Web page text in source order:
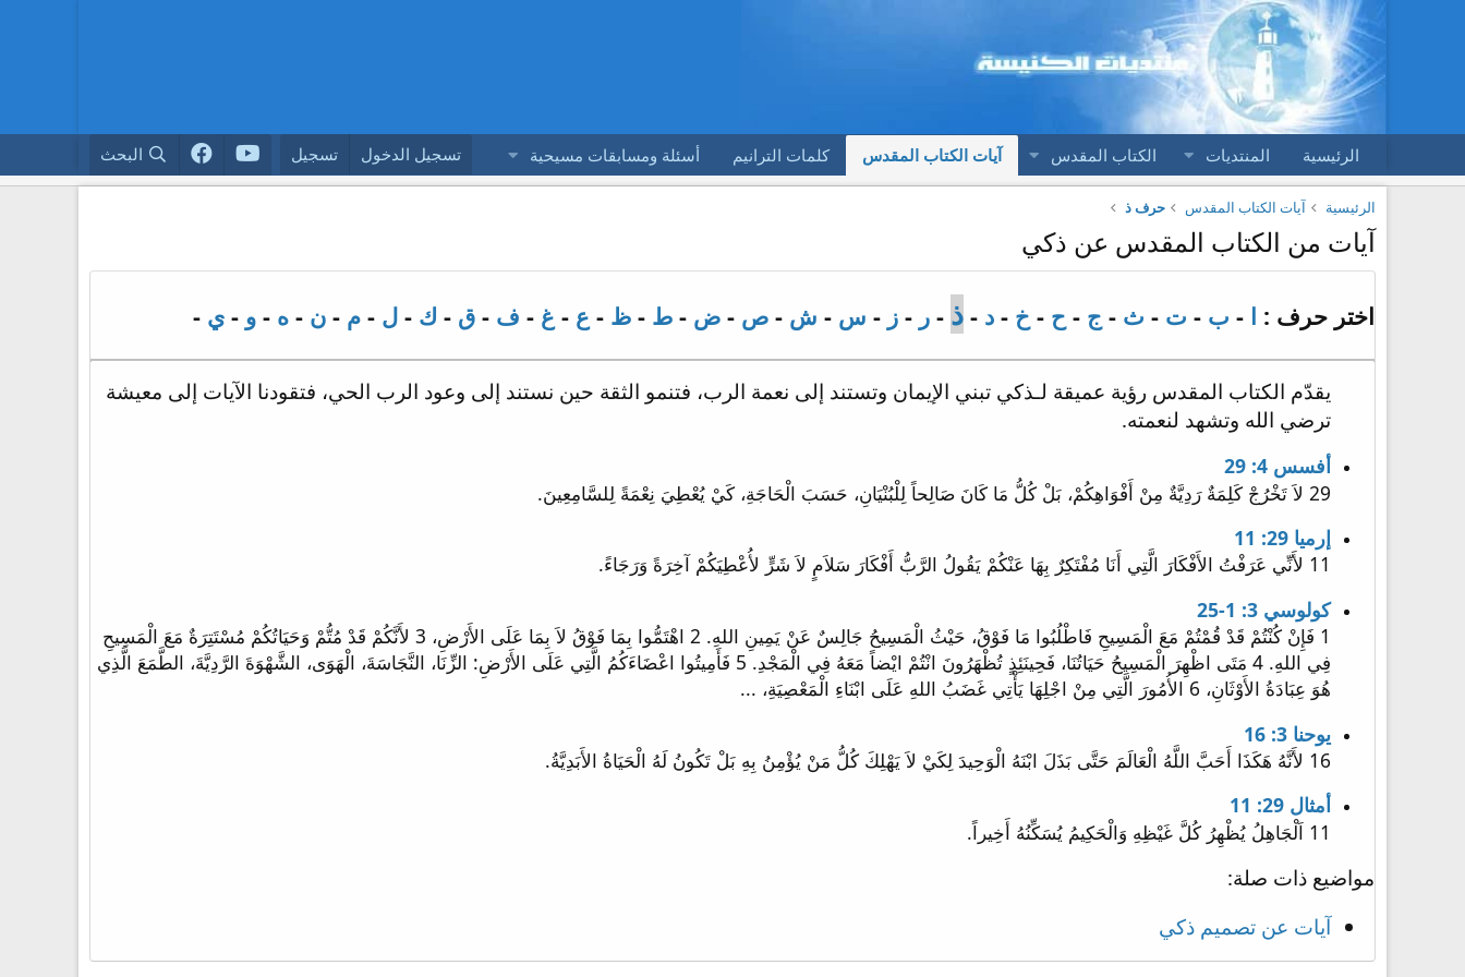
الرئيسية المنتديات الكتاب المقدس آيات الكتاب المقدس كلمات الترانيم أسئلة ومسابقات مسيحية تسجيل الدخول تسجيل البحث
الرئيسية آيات الكتاب المقدس حرف ذ
آيات من الكتاب المقدس عن ذكي
اختر حرف : ا - ب - ت - ث - ج - ح - خ - د - ذ - ر - ز - س - ش - ص - ض - ط - ظ - ع - غ - ف - ق - ك - ل - م - ن - ه - و - ي -
يقدّم الكتاب المقدس رؤية عميقة لـذكي تبني الإيمان وتستند إلى نعمة الرب، فتنمو الثقة حين نستند إلى وعود الرب الحي، فتقودنا الآيات إلى معيشة
ترضي الله وتشهد لنعمته.
أفسس 4: 29
29 لاَ تَخْرُجْ كَلِمَةٌ رَدِيَّةٌ مِنْ أَفْوَاهِكُمْ، بَلْ كُلُّ مَا كَانَ صَالِحاً لِلْبُنْيَانِ، حَسَبَ الْحَاجَةِ، كَيْ يُعْطِيَ نِعْمَةً لِلسَّامِعِينَ.
إرميا 29: 11
11 لأَنِّي عَرَفْتُ الأَفْكَارَ الَّتِي أَنَا مُفْتَكِرٌ بِهَا عَنْكُمْ يَقُولُ الرَّبُّ أَفْكَارَ سَلاَمٍ لاَ شَرٍّ لأُعْطِيَكُمْ آخِرَةً وَرَجَاءً.
كولوسي 3: 1-25
1 فَإِنْ كُنْتُمْ قَدْ قُمْتُمْ مَعَ الْمَسِيحِ فَاطْلُبُوا مَا فَوْقُ، حَيْثُ الْمَسِيحُ جَالِسٌ عَنْ يَمِينِ اللهِ. 2 اهْتَمُّوا بِمَا فَوْقُ لاَ بِمَا عَلَى الأَرْضِ، 3 لأَنَّكُمْ قَدْ مُتُّمْ وَحَيَاتُكُمْ مُسْتَتِرَةٌ مَعَ الْمَسِيحِ
فِي اللهِ. 4 مَتَى اظْهِرَ الْمَسِيحُ حَيَاتُنَا، فَحِينَئِذٍ تُظْهَرُونَ انْتُمْ ايْضاً مَعَهُ فِي الْمَجْدِ. 5 فَأَمِيتُوا اعْضَاءَكُمُ الَّتِي عَلَى الأَرْضِ: الزِّنَا، النَّجَاسَةَ، الْهَوَى، الشَّهْوَةَ الرَّدِيَّةَ، الطَّمَعَ الَّذِي
هُوَ عِبَادَةُ الأَوْثَانِ، 6 الأُمُورَ الَّتِي مِنْ اجْلِهَا يَأْتِي غَضَبُ اللهِ عَلَى ابْنَاءِ الْمَعْصِيَةِ، ...
يوحنا 3: 16
16 لأَنَّهُ هَكَذَا أَحَبَّ اللَّهُ الْعَالَمَ حَتَّى بَذَلَ ابْنَهُ الْوَحِيدَ لِكَيْ لاَ يَهْلِكَ كُلُّ مَنْ يُؤْمِنُ بِهِ بَلْ تَكُونُ لَهُ الْحَيَاةُ الأَبَدِيَّةُ.
أمثال 29: 11
11 اَلْجَاهِلُ يُظْهِرُ كُلَّ غَيْظِهِ وَالْحَكِيمُ يُسَكِّنُهُ أَخِيراً.
مواضيع ذات صلة:
آيات عن تصميم ذكي